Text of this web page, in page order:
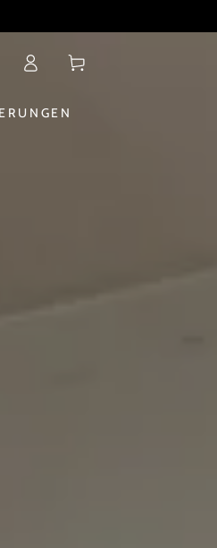
Warenkorb